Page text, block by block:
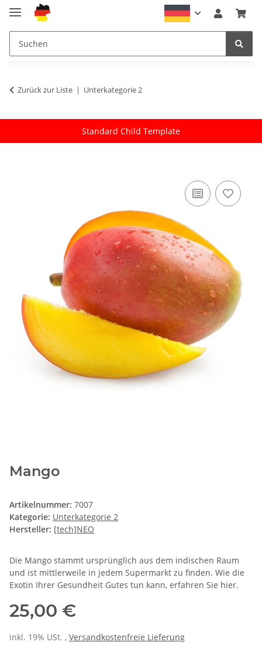
Zurück zur Liste Unterkategorie 2
Standard Child Template
Mango
Artikelnummer: 7007
Kategorie: Unterkategorie 2
Hersteller: [tech]NEO
Die Mango stammt ursprünglich aus dem indischen Raum
und ist mittlerweile in jedem Supermarkt zu finden. Wie die
Exotin Ihrer Gesundheit Gutes tun kann, erfahren Sie hier.
25,00 €
inkl. 19% USt. , Versandkostenfreie Lieferung